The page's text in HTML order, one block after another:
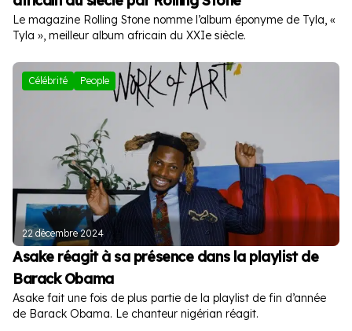
Le magazine Rolling Stone nomme l’album éponyme de Tyla, «
Tyla », meilleur album africain du XXIe siècle.
Célébrité People
22 décembre 2024
Asake réagit à sa présence dans la playlist de
Barack Obama
Asake fait une fois de plus partie de la playlist de fin d’année
de Barack Obama. Le chanteur nigérian réagit.